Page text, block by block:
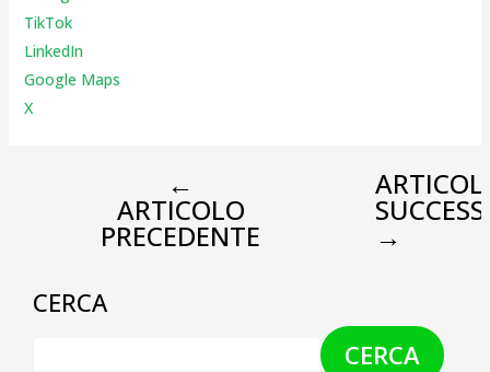
TikTok
LinkedIn
Google Maps
X
←
ARTICOLO
PRECEDENTE →
CERCA
CERCA